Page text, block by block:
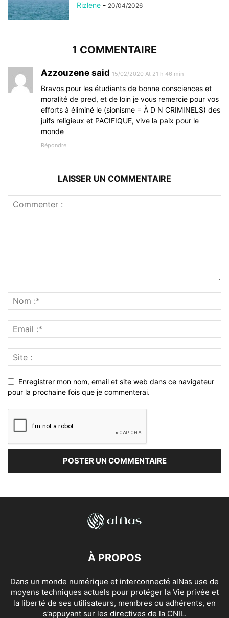
Rizlene - 20/04/2026
1 COMMENTAIRE
Azzouzene said 15/02/2020 At 21 h 46 min
Bravos pour les étudiants de bonne consciences et
moralité de pred, et de loin je vous remercie pour vos
efforts à éliminé le (sionisme = À D N CRIMINELS) des
juifs religieux et PACIFIQUE, vive la paix pour le
monde
Répondre
LAISSER UN COMMENTAIRE
Enregistrer mon nom, email et site web dans ce navigateur
pour la prochaine fois que je commenterai.
À PROPOS
Dans un monde numérique et interconnecté alNas use de
moyens techniques actuels pour protéger la Vie privée et
la liberté de ses utilisateurs, membres ou adhérents, en
s’appuyant sur les directives de la CNIL.